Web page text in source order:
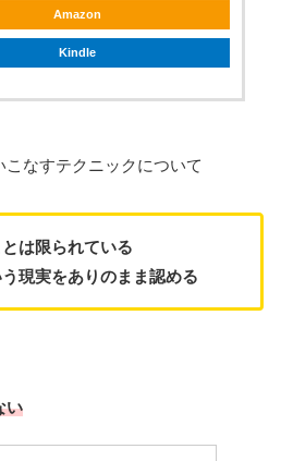
Amazon
Kindle
なすテクニックについて
は限られている
現実をありのまま認める
い